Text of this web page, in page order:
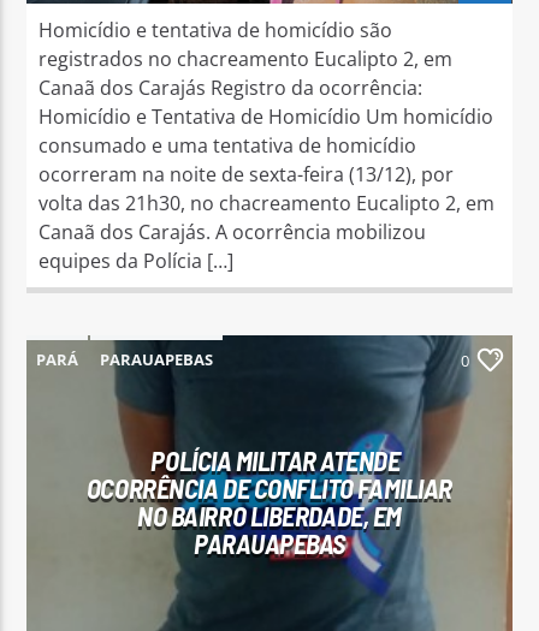
Homicídio e tentativa de homicídio são
registrados no chacreamento Eucalipto 2, em
Canaã dos Carajás Registro da ocorrência:
Homicídio e Tentativa de Homicídio Um homicídio
consumado e uma tentativa de homicídio
ocorreram na noite de sexta-feira (13/12), por
volta das 21h30, no chacreamento Eucalipto 2, em
Canaã dos Carajás. A ocorrência mobilizou
equipes da Polícia […]
PARÁ PARAUAPEBAS 0
POLÍCIA MILITAR ATENDE
OCORRÊNCIA DE CONFLITO FAMILIAR
NO BAIRRO LIBERDADE, EM
PARAUAPEBAS